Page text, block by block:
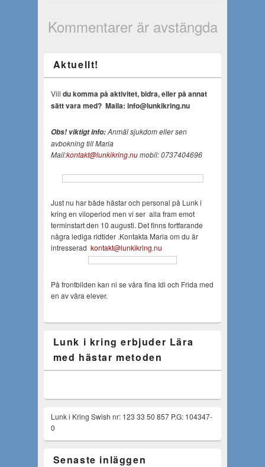
Kommentarer är avstängda
Aktuellt!
Vill du komma på aktivitet, bidra, eller på annat
sätt vara med? Maila: info@lunkikring.nu
Obs! viktigt info:Anmäl sjukdom eller sen
avbokning till Maria
Mail:kontakt@lunkikring.nu mobil: 0737404696
Just nu har både hästar och personal på Lunk i
kring en viloperiod men vi ser alla fram emot
terminstart den 10 augusti. Det finns fortfarande
några lediga ridtider .Kontakta Maria om du är
intresserad kontakt@lunkikring.nu
På frontbilden kan ni se våra fina Idi och Frida med
en av våra elever.
Lunk i kring erbjuder Lära
med hästar metoden
Lunk i Kring Swish nr: 123 33 50 857 P.G: 104347-
0
Senaste inläggen